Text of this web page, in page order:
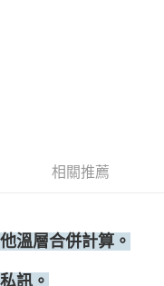
相關推薦
溫層合併計算。
訊。